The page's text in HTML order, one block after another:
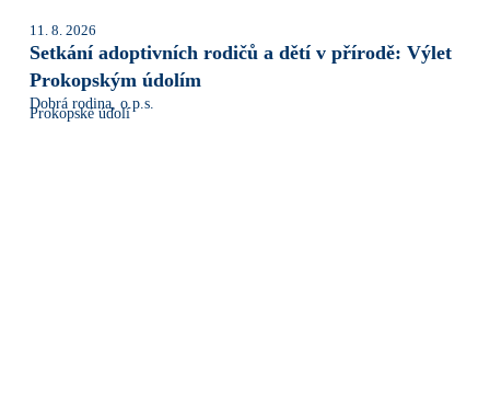
11. 8. 2026
Setkání adoptivních rodičů a dětí v přírodě: Výlet
Prokopským údolím
Dobrá rodina, o.p.s.
Prokopské údolí